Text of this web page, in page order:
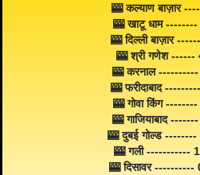
🎰 कल्याण बाज़ार
🎰 खाटू धाम
🎰 दिल्ली बाज़ार
🎰 श्री गणेश ------
🎰 करनाल
🎰 फरीदाबाद
🎰 गोवा किंग
🎰 गाजियाबाद
🎰 दुबई गोल्ड
🎰 गली -----------
🎰 दिसावर